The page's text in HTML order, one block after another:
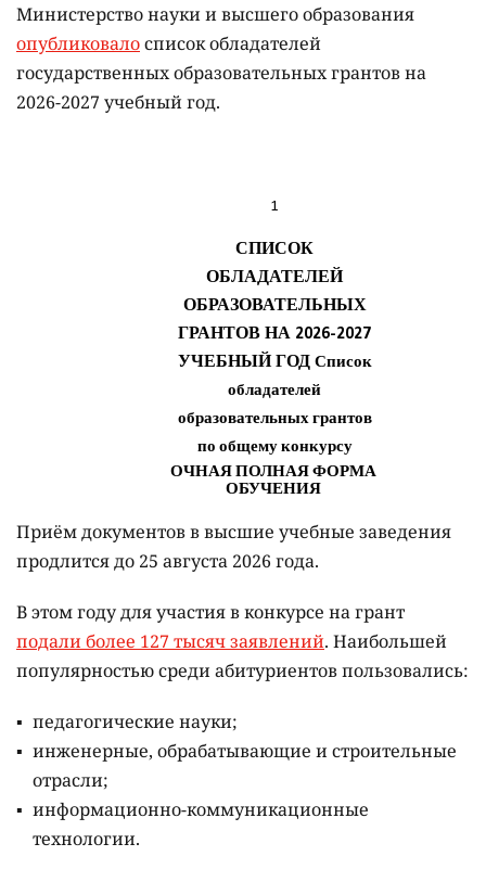
Министерство науки и высшего образования
опубликовалосписок обладателей
государственных образовательных грантов на
2026-2027 учебный год.
Приём документов в высшие учебные заведения
продлится до 25 августа 2026 года.
В этом году для участия в конкурсе на грант
подали более 127 тысяч заявлений. Наибольшей
популярностью среди абитуриентов пользовались:
педагогические науки;
инженерные, обрабатывающие и строительные
отрасли;
информационно-коммуникационные
технологии.